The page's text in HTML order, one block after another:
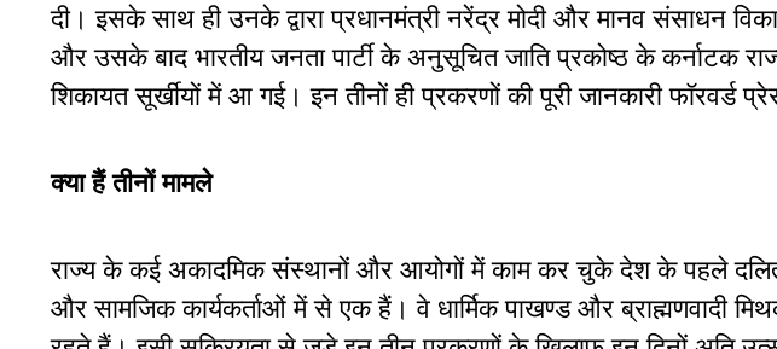
दी। इसके साथ ही उनके द्वारा प्रधानमंत्री नरेंद्र मोदी और मानव संसाधन
और उसके बाद भारतीय जनता पार्टी के अनुसूचित जाति प्रकोष्ठ के कर्नाटक
शिकायत सूर्खीयों में आ गई। इन तीनों ही प्रकरणों की पूरी जानकारी फॉरवर्ड
क्या हैं तीनों मामले
राज्य के कई अकादमिक संस्थानों और आयोगों में काम कर चुके देश के पहले दलित
और सामजिक कार्यकर्ताओं में से एक हैं। वे धार्मिक पाखण्ड और ब्राह्मणवादी